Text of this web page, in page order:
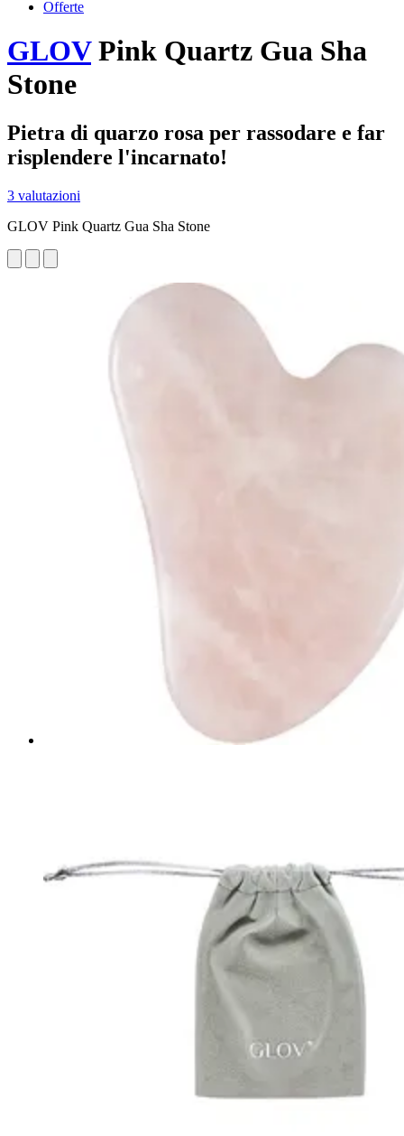
Offerte
GLOVPink Quartz Gua Sha
Stone
Pietra di quarzo rosa per rassodare e far
risplendere l'incarnato!
3 valutazioni
GLOV Pink Quartz Gua Sha Stone